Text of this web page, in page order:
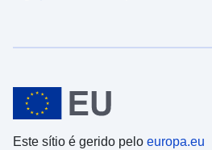
Este sítio é gerido pelo europa.eu